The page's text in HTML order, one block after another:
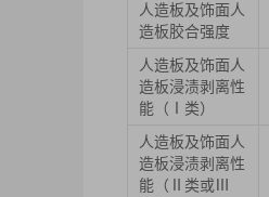
人造板及饰面人
造板胶合强度
人造板及饰面人
造板浸渍剥离性
能（Ⅰ类）
人造板及饰面人
造板浸渍剥离性
能（Ⅱ类或Ⅲ